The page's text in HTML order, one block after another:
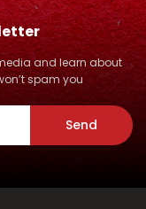
and learn about
spam you
Send